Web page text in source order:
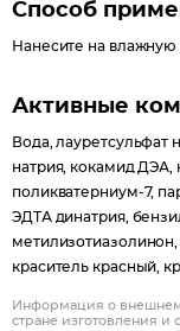
Способ
Нанесите на влажную
Активные
Вода, лауретсульфат
натрия, кокамид ДЭА,
поликватерниум-7,
ЭДТА динатрия,
метилизотиазолинон,
краситель красный,
Информация о внешнем
стране изготовления и